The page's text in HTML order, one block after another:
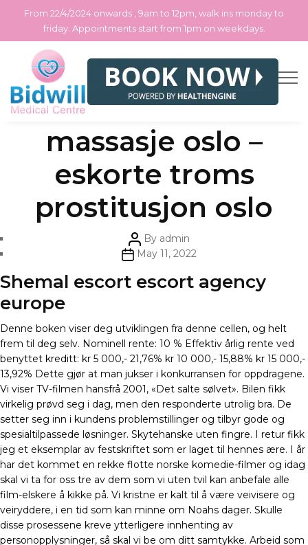
Skip
the
From 22/4/2024 onwards , 9am to 12pm, walk ins monday to
friday. Appointments start from 1pm on weekdays.
Categories
Uncategorized
Free sex date sex
massasje oslo –
eskorte troms
prostitusjon oslo
Post
author
By admin
PostMay 11, 2022
Shemal escort escort agency
europe
Denne boken viser deg utviklingen fra denne cellen, og helt
frem til deg selv. Nominell rente: 10 % Effektiv årlig rente ved
benyttet kreditt: kr 5 000,- 21,76% kr 10 000,- 15,88% kr 15 000,-
13,92% Dette gjør at man jukser i konkurransen for oppdragene.
Vi viser TV-filmen hansfrå 2001, «Det salte sølvet». Bilen fikk
virkelig prøvd seg i dag, men den responderte utrolig bra. De
setter seg inn i kundens problemstillinger og tilbyr gode og
spesialtilpassede løsninger. Skytehanske uten fingre. I retur fikk
jeg et eksemplar av festskriftet som er laget til hennes ære. I år
har det kommet en rekke flotte norske komedie-filmer og idag
skal vi ta for oss tre av dem som vi uten tvil kan anbefale alle
film-elskere å kikke på. Vi kristne er kalt til å være veivisere og
veiryddere, i en tid som kan minne om Noahs dager. Skulle
disse prosessene kreve ytterligere innhenting av
personopplysninger, så skal vi be om ditt samtykke. Arbeid som